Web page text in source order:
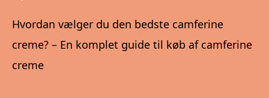
Hvordan vælger du den bedste camferine
creme? – En komplet guide til køb af camferine
creme